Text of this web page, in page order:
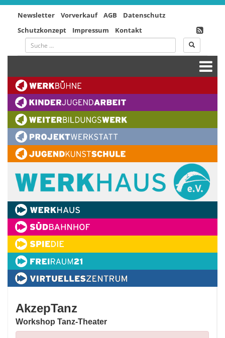
Newsletter Vorverkauf AGB
Datenschutz
Schutzkonzept
Impressum Kontakt
AkzepTanz
Workshop Tanz-Theater